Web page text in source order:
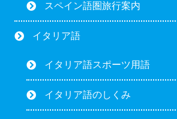
スペイン語圏旅行案内
イタリア語
イタリア語スポーツ用語
イタリア語のしくみ